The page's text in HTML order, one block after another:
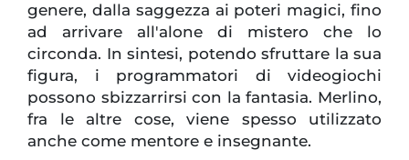
genere, dalla saggezza ai poteri magici, fino
ad arrivare all'alone di mistero che lo
circonda. In sintesi, potendo sfruttare la sua
figura, i programmatori di videogiochi
possono sbizzarrirsi con la fantasia. Merlino,
fra le altre cose, viene spesso utilizzato
anche come mentore e insegnante.